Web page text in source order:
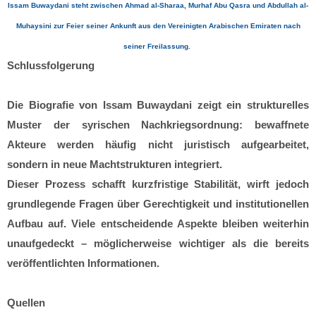
Issam Buwaydani steht zwischen Ahmad al-Sharaa, Murhaf Abu Qasra und Abdullah al-
Muhaysini zur Feier seiner Ankunft aus den Vereinigten Arabischen Emiraten nach
seiner Freilassung.
Schlussfolgerung
Die Biografie von Issam Buwaydani zeigt ein strukturelles
Muster der syrischen Nachkriegsordnung: bewaffnete
Akteure werden häufig nicht juristisch aufgearbeitet,
sondern in neue Machtstrukturen integriert.
Dieser Prozess schafft kurzfristige Stabilität, wirft jedoch
grundlegende Fragen über Gerechtigkeit und institutionellen
Aufbau auf. Viele entscheidende Aspekte bleiben weiterhin
unaufgedeckt – möglicherweise wichtiger als die bereits
veröffentlichten Informationen.
Quellen